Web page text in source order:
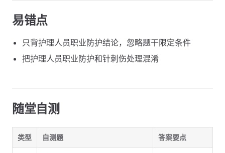
易错点
只背护理人员职业防护结论，忽略题干限定条件
把护理人员职业防护和针刺伤处理混淆
随堂自测
类型 自测题 答案要点